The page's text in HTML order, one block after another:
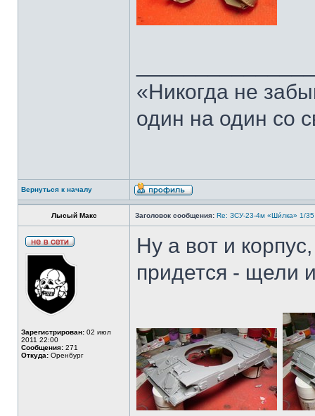
«Никогда не
один на один со
Вернуться к началу
Лысый Макс Заголовок сообщения: Re: ЗСУ-23-4м «Ши́лка» 1/35
Зарегистрирован: 02 июл
2011 22:00
Сообщения: 271
Откуда: Оренбург
Ну а вот и
придется - щели